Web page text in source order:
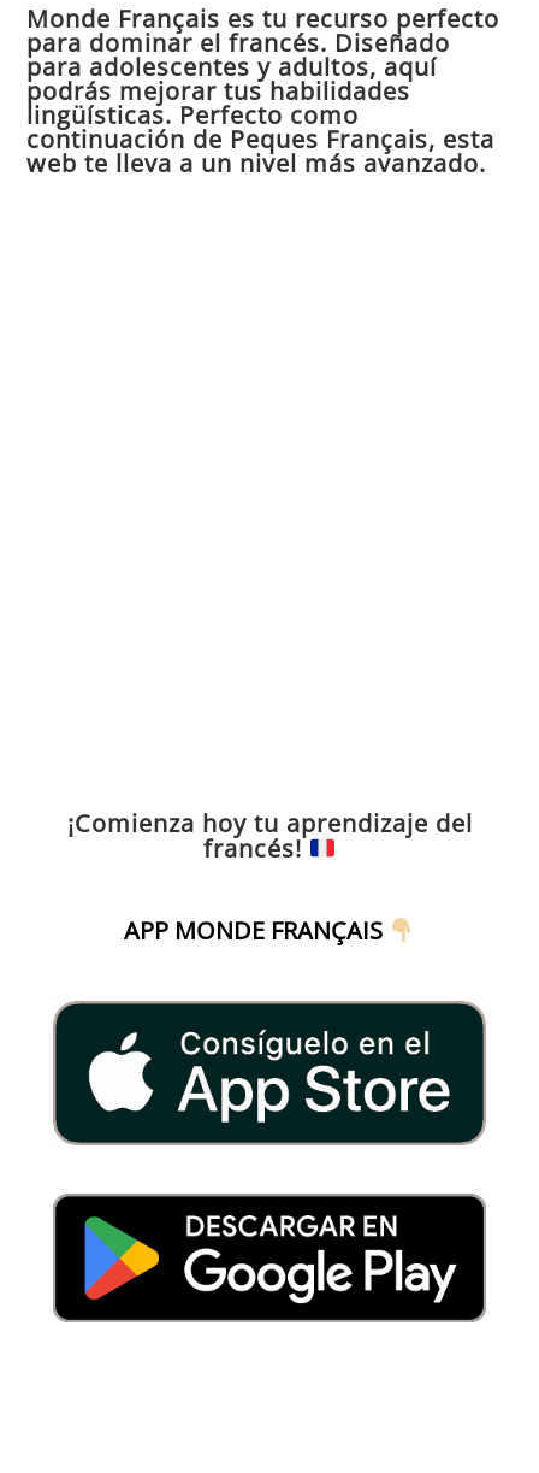
Monde Français es tu recurso perfecto
para dominar el francés. Diseñado
para adolescentes y adultos, aquí
podrás mejorar tus habilidades
lingüísticas. Perfecto como
continuación de Peques Français, esta
web te lleva a un nivel más avanzado.
¡Comienza hoy tu aprendizaje del
francés!
APP MONDE FRANÇAIS